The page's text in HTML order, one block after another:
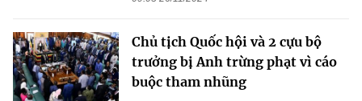
Chủ tịch Quốc hội và 2 cựu bộ
trưởng bị Anh trừng phạt vì cáo
buộc tham nhũng